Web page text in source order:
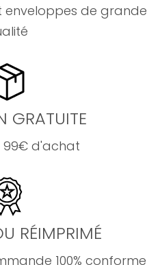
enveloppes de grande
GRATUITE
d'achat
RÉIMPRIMÉ
100% conforme